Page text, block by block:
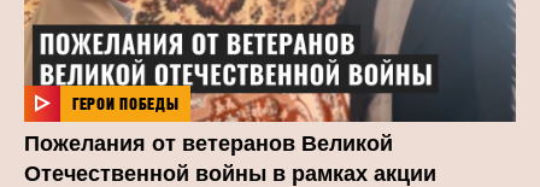
ГЕРОИ ПОБЕДЫ
Пожелания от ветеранов Великой
Отечественной войны в рамках акции